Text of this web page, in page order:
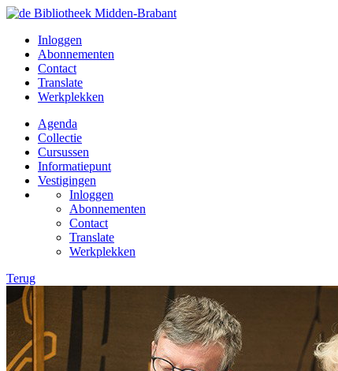
Inloggen
Abonnementen
Contact
Translate
Werkplekken
Agenda
Collectie
Cursussen
Informatiepunt
Vestigingen
Inloggen
Abonnementen
Contact
Translate
Werkplekken
Terug